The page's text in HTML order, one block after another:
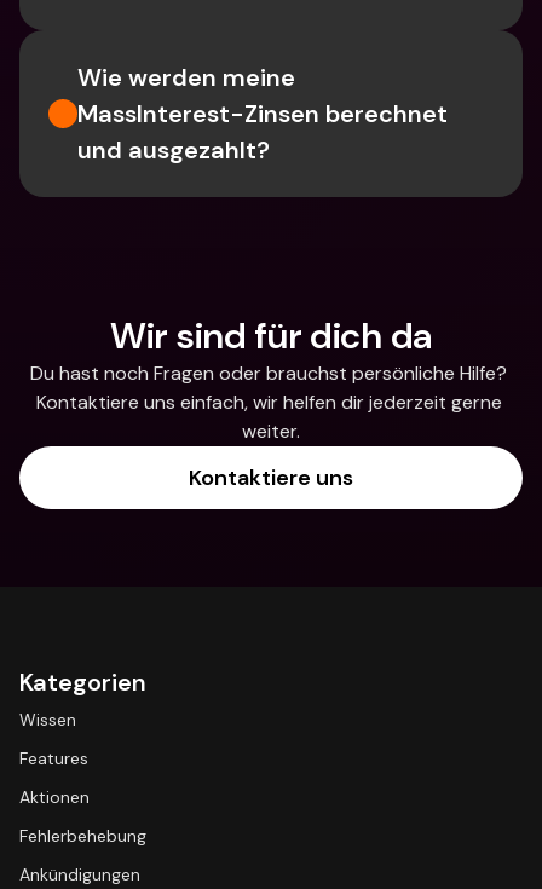
Wie werden meine
MassInterest-Zinsen berechnet
und ausgezahlt?
Wir sind für dich da
Du hast noch Fragen oder brauchst persönliche Hilfe?
Kontaktiere uns einfach, wir helfen dir jederzeit gerne
weiter.
Kontaktiere uns
Kategorien
Wissen
Features
Aktionen
Fehlerbehebung
Ankündigungen